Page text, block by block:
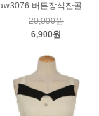
aw3076 버튼장식잔골지니트_크림
20,000원
6,900원